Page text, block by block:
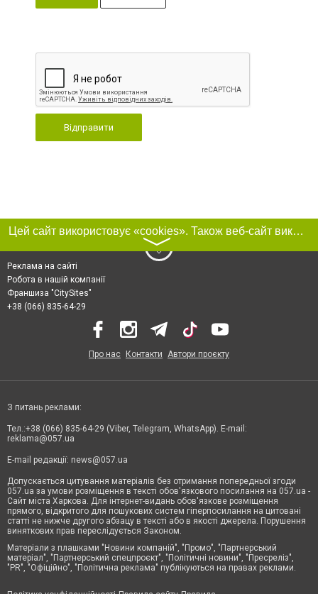
Відправити
Цей сайт використовує «cookies». Також веб-сайт використовує інтернет-сервіс для збору технічних даних стосовно відвідувачів з метою отримання маркетингової та статистичної інформації. Умови обробки даних відвідувачів сайту див.
〉
Реклама на сайті
Робота в нашій компанії
Франшиза "CitySites"
+38 (066) 835-64-29
Про нас Контакти Автори проєкту
З питань реклами:
Тел.:+38 (066) 835-64-29 (Viber, Telegram, WhatsApp). E-mail:
reklama@057.ua
E-mail редакції: news@057.ua
Допускається цитування матеріалів без отримання попередньої згоди
057.ua за умови розміщення в тексті обов'язкового посилання на 057.ua -
Сайт міста Харкова. Для інтернет-видань обов'язкове розміщення
прямого, відкритого для пошукових систем гіперпосилання на цитовані
статті не нижче другого абзацу в тексті або в якості джерела. Порушення
виняткових прав переслідується Законом.
Матеріали з плашками "Новини компаній", "Промо", "Партнерський
матеріал", "Партнерський спецпроєкт", "Політичні новини", "Пресреліз",
"PR", "Офіційно", "Політична реклама" публікуються на правах реклами.